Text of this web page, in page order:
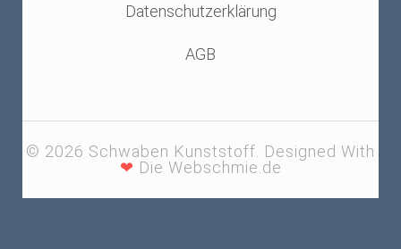
Datenschutzerklärung
AGB
© 2026 Schwaben Kunststoff. Designed With
❤ Die Webschmie.de